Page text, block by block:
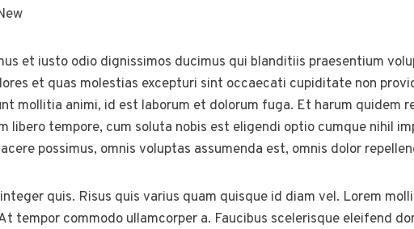
et iusto odio dignissimos ducimus qui blanditiis praesentium
et quas molestias excepturi sint occaecati cupiditate non
mollitia animi, id est laborum et dolorum fuga. Et harum quidem
libero tempore, cum soluta nobis est eligendi optio cumque nihil
possimus, omnis voluptas assumenda est, omnis dolor
quis. Risus quis varius quam quisque id diam vel. Lorem
tempor commodo ullamcorper a. Faucibus scelerisque eleifend